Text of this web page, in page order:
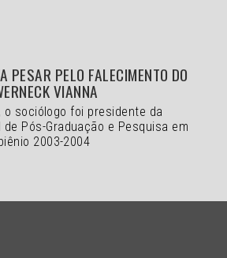
PESAR PELO FALECIMENTO DO
VIANNA
sociólogo foi presidente da
Pós-Graduação e Pesquisa em
2003-2004